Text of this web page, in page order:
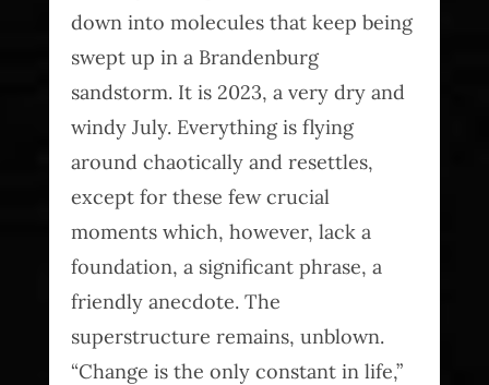
down into molecules that keep being
swept up in a Brandenburg
sandstorm. It is 2023, a very dry and
windy July. Everything is flying
around chaotically and resettles,
except for these few crucial
moments which, however, lack a
foundation, a significant phrase, a
friendly anecdote. The
superstructure remains, unblown.
“Change is the only constant in life,”